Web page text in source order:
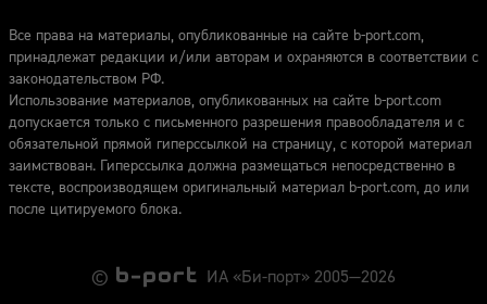
Все права на материалы, опубликованные на сайте b-port.com,
принадлежат редакции и/или авторам и охраняются в соответствии с
законодательством РФ.
Использование материалов, опубликованных на сайте b-port.com
допускается только с письменного разрешения правообладателя и с
обязательной прямой гиперссылкой на страницу, с которой материал
заимствован. Гиперссылка должна размещаться непосредственно в
тексте, воспроизводящем оригинальный материал b-port.com, до или
после цитируемого блока.
© ИА «Би-порт» 2005—2026